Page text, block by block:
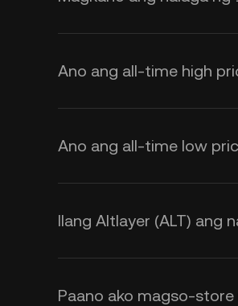
Nagbibigay ang
Altlayer (ALT). Ang
Ano ang all-time high
Ano ang all-time low
Ilang Altlayer (ALT) ang
Paano ako magso-store